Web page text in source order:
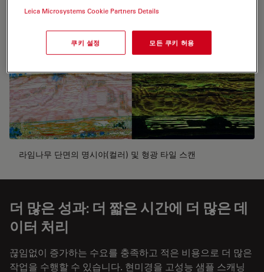
라임나무 단면의 명시야(컬러) 및 형광 타일 스캔
더 많은 성과: 더 짧은 시간에 더 많은 데
이터 처리
끊임없이 증가하는 수요를 충족하고 적은 비용으로 더 많은
작업을 수행할 수 있습니다. 현미경을 고성능 샘플 스캐닝
Leica Microsystems Cookie Partners Details
쿠키 설정 모든 쿠키 허용